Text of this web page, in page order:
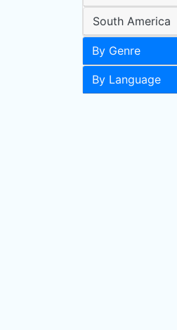
South America
By Genre
By Language